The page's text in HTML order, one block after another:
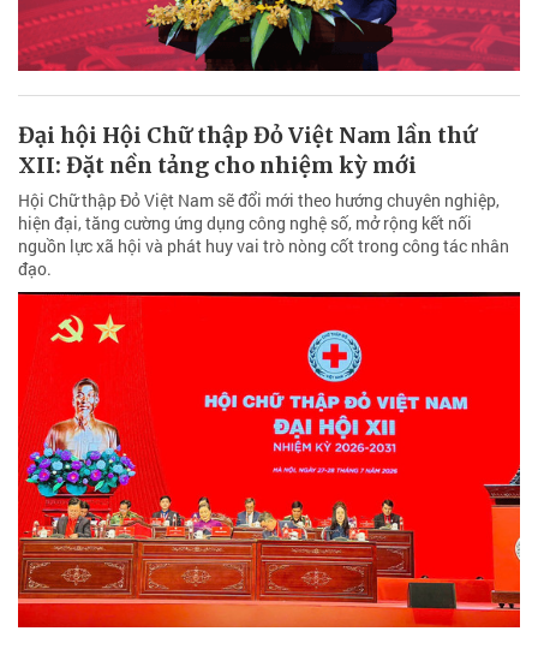
Đại hội Hội Chữ thập Đỏ Việt Nam lần thứ
XII: Đặt nền tảng cho nhiệm kỳ mới
Hội Chữ thập Đỏ Việt Nam sẽ đổi mới theo hướng chuyên nghiệp,
hiện đại, tăng cường ứng dụng công nghệ số, mở rộng kết nối
nguồn lực xã hội và phát huy vai trò nòng cốt trong công tác nhân
đạo.